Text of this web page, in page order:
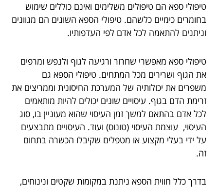
טיפולי ספא הם טיפולים משלימים ואינם כוללים שימוש
בחומרים כימיים כלשהם. טיפולי הספא השונים הם מגוונים
וניתנים להתאמה לכל אדם לפי העדפותיו.
טיפולי ספא מאפשרי שחרור ורגיעה לגוף ולנפש ומרפים
את הגוף ושרירים מכל המתחים. טיפולי הספא גם
משפרים את יכולותיה של המערכת החיסונית וממריצים את
זרימת הדם בגוף. עיסויים שונים יכולים להיות מותאמים
לכל אדם בהתאם למשך זמן העיסוי שהוא מעוניין בו, סוג
העיסוי, עוצמת העיסוי (טונוס) ועוד. העיסויים מתבצעים
על ידי בעלי מקצוע או מטפלים שקיבלו הכשרה בתחום
זה.
בדרך כלל חווית הספא ניתנת במקומות שקטים ונינוחים,